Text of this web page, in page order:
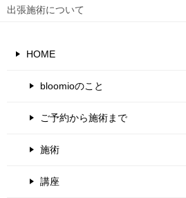
出張施術について
HOME
bloomioのこと
ご予約から施術まで
施術
講座